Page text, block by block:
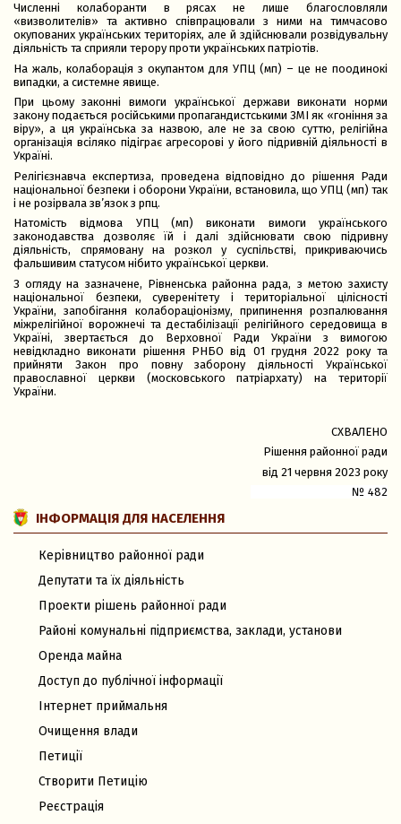
Численні колаборанти в рясах не лише благословляли
«визволителів» та активно співпрацювали з ними на тимчасово
окупованих українських територіях, але й здійснювали розвідувальну
діяльність та сприяли терору проти українських патріотів.
На жаль, колаборація з окупантом для УПЦ (мп) – це не поодинокі
випадки, а системне явище.
При цьому законні вимоги української держави виконати норми
закону подається російськими пропагандистськими ЗМІ як «гоніння за
віру», а ця українська за назвою, але не за свою суттю, релігійна
організація всіляко підіграє агресорові у його підривній діяльності в
Україні.
Релігієзнавча експертиза, проведена відповідно до рішення Ради
національної безпеки і оборони України, встановила, що УПЦ (мп) так
і не розірвала зв’язок з рпц.
Натомість відмова УПЦ (мп) виконати вимоги українського
законодавства дозволяє їй і далі здійснювати свою підривну
діяльність, спрямовану на розкол у суспільстві, прикриваючись
фальшивим статусом нібито української церкви.
З огляду на зазначене, Рівненська районна рада, з метою захисту
національної безпеки, суверенітету і територіальної цілісності
України, запобігання колабораціонізму, припинення розпалювання
міжрелігійної ворожнечі та дестабілізації релігійного середовища в
Україні, звертається до Верховної Ради України
з вимогою
невідкладно виконати рішення РНБО від 01 грудня 2022 року та
прийняти Закон про повну заборону діяльності Української
православної церкви (московського патріархату) на території
України.
СХВАЛЕНО
Рішення районної ради
від 21 червня 2023 року
№ 482
ІНФОРМАЦІЯ ДЛЯ НАСЕЛЕННЯ
Керівництво районної ради
Депутати та їх діяльність
Проекти рішень районної ради
Районі комунальні підприємства, заклади, установи
Оренда майна
Доступ до публічної інформації
Інтернет приймальня
Очищення влади
Петиції
Створити Петицію
Реєстрація